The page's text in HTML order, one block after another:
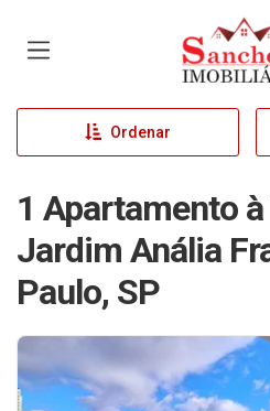
Página
Ordenar
1 Apartamento
Jardim Anália
Paulo, SP